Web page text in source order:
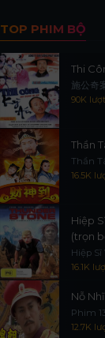
TOP PHIM BỘ
Thi
施公奇
90K
Thần
Thần
16.5K
Hiệp
(trọn
Hiệp Sĩ
16.1K
Nỗ
Phim
112.7K